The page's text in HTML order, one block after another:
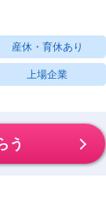
産休・育休あり
上場企業
う